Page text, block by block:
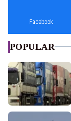
Facebook
POPULAR